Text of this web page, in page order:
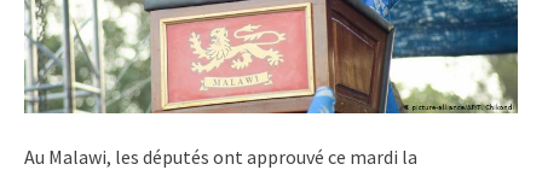
Au Malawi, les députés ont approuvé ce mardi la